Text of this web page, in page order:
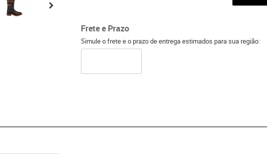
Frete e Prazo
Simule o frete e o prazo de entrega estimados para sua região: